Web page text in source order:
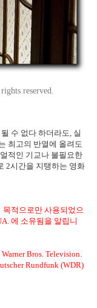
reserved.
수 없다 하더라도, 실
최고의 반열에 올려도
적인 기교나 불필요한
2시간을 지탱하는 영화
적으로만 사용되었으
에 소유됨을 알립니
Bros. Television.
Rundfunk (WDR)